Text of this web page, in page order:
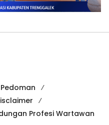
Pedoman
Profesi Wartawan